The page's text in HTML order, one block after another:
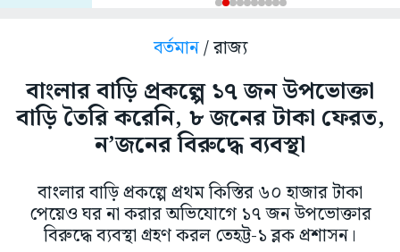
বর্তমান/ রাজ্য
বাংলার বাড়ি প্রকল্পে ১৭ জন উপভোক্তা
বাড়ি তৈরি করেনি, ৮ জনের টাকা ফেরত,
ন’জনের বিরুদ্ধে ব্যবস্থা
বাংলার বাড়ি প্রকল্পে প্রথম কিস্তির ৬০ হাজার টাকা
পেয়েও ঘর না করার অভিযোগে ১৭ জন উপভোক্তার
বিরুদ্ধে ব্যবস্থা গ্রহণ করল তেহট্ট-১ ব্লক প্রশাসন।